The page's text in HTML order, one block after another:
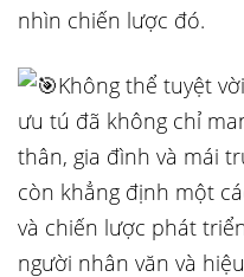
nhìn chiến lược đó.
Không thể tuyệt
ưu tú đã không chỉ
thân, gia đình và mái
còn khẳng định một
và chiến lược phát
người nhân văn và